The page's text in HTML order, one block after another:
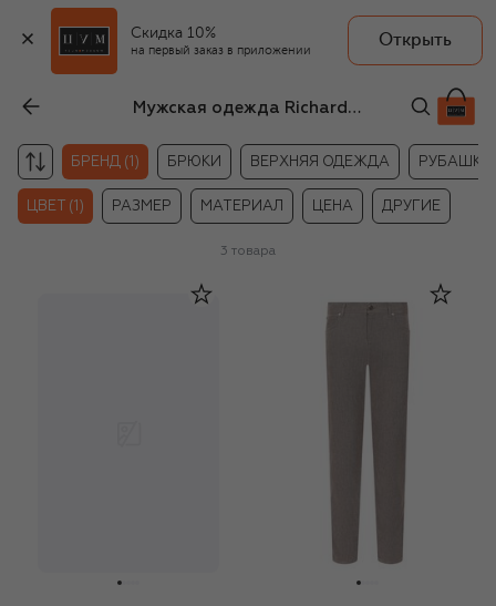
Скидка 10%
на первый заказ в приложении
Открыть
Мужская одежда Richard J. Brown бежевого цвета
БРЕНД (1) БРЮКИ ВЕРХНЯЯ ОДЕЖДА РУБАШКИ
ЦВЕТ (1) РАЗМЕР МАТЕРИАЛ ЦЕНА ДРУГИЕ
3 товара